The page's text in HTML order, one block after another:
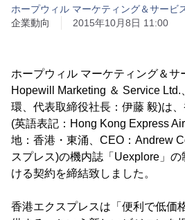
ホープウィル マーケティング＆サービ
企業動向
2015年10月8日 11:00
ホープウィル マーケティング＆サ
Hopewill Marketing ＆ Service Ltd.
環、代表取締役社長：伊藤 毅)は
(英語表記：Hong Kong Express
地：香港・東涌、CEO：Andrew
スプレス)の機内誌「Uexplore」
ける契約を締結致しました。
香港エクスプレスは「便利で低価